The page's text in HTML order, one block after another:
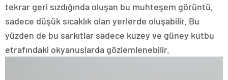
tekrar geri sızdığında oluşan bu muhteşem görüntü,
sadece düşük sıcaklık olan yerlerde oluşabilir. Bu
yüzden de bu sarkıtlar sadece kuzey ve güney kutbu
etrafındaki okyanuslarda gözlemlenebilir.